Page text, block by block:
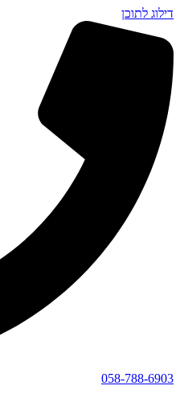
דילוג לתוכן
058-788-6903